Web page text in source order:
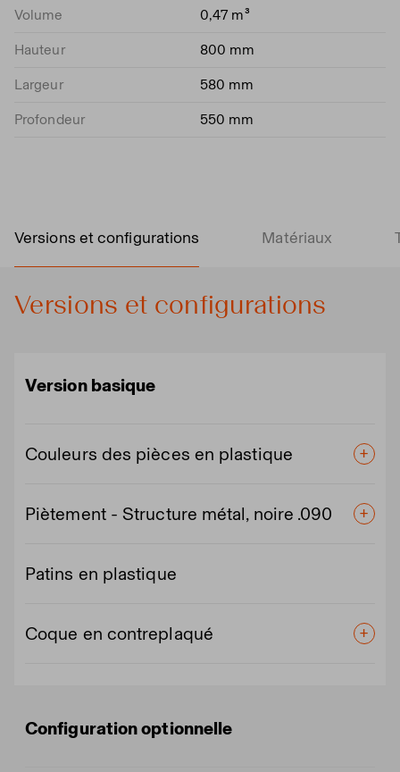
Volume 0,47 m³
Hauteur 800 mm
Largeur 580 mm
Profondeur 550 mm
Versions et configurations Matériaux
Versions et configurations
Version basique
Couleurs des pièces en plastique
Piètement - Structure métal, noire .090
Patins en plastique
Coque en contreplaqué
Configuration optionnelle